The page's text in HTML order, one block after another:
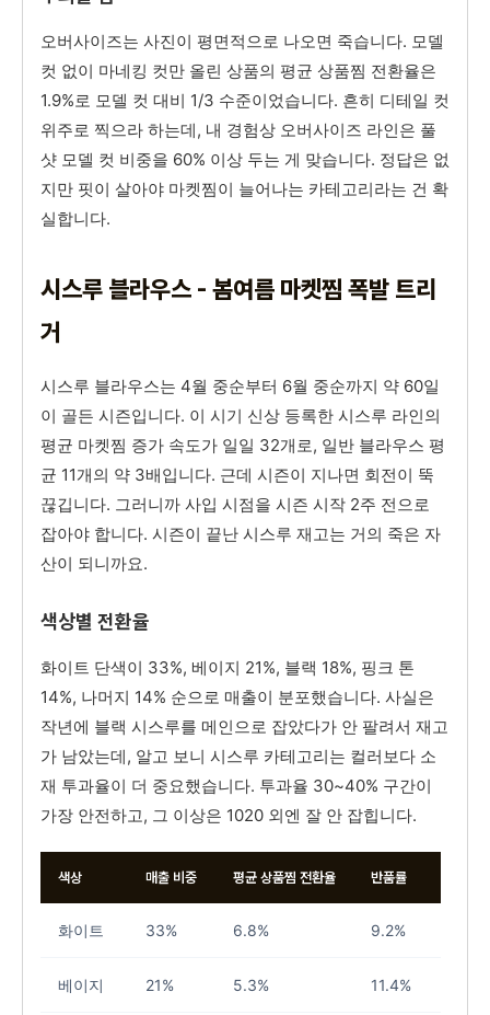
오버사이즈는 사진이 평면적으로 나오면 죽습니다. 모델
컷 없이 마네킹 컷만 올린 상품의 평균 상품찜 전환율은
1.9%로 모델 컷 대비 1/3 수준이었습니다. 흔히 디테일 컷
위주로 찍으라 하는데, 내 경험상 오버사이즈 라인은 풀
샷 모델 컷 비중을 60% 이상 두는 게 맞습니다. 정답은 없
지만 핏이 살아야 마켓찜이 늘어나는 카테고리라는 건 확
실합니다.
시스루 블라우스 - 봄여름 마켓찜 폭발 트리
거
시스루 블라우스는 4월 중순부터 6월 중순까지 약 60일
이 골든 시즌입니다. 이 시기 신상 등록한 시스루 라인의
평균 마켓찜 증가 속도가 일일 32개로, 일반 블라우스 평
균 11개의 약 3배입니다. 근데 시즌이 지나면 회전이 뚝
끊깁니다. 그러니까 사입 시점을 시즌 시작 2주 전으로
잡아야 합니다. 시즌이 끝난 시스루 재고는 거의 죽은 자
산이 되니까요.
색상별 전환율
화이트 단색이 33%, 베이지 21%, 블랙 18%, 핑크 톤
14%, 나머지 14% 순으로 매출이 분포했습니다. 사실은
작년에 블랙 시스루를 메인으로 잡았다가 안 팔려서 재고
가 남았는데, 알고 보니 시스루 카테고리는 컬러보다 소
재 투과율이 더 중요했습니다. 투과율 30~40% 구간이
가장 안전하고, 그 이상은 1020 외엔 잘 안 잡힙니다.
색상 매출 비중 평균 상품찜 전환율 반품률
화이트 33% 6.8% 9.2%
베이지 21% 5.3% 11.4%